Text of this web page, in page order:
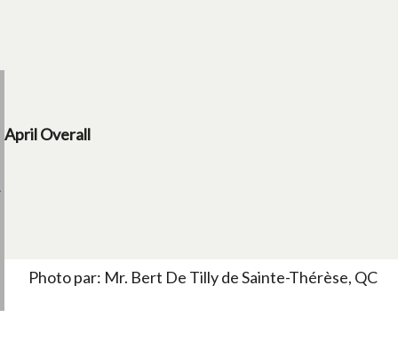
April Overall
Photo par: Mr. Bert De Tilly de Sainte-Thérèse, QC